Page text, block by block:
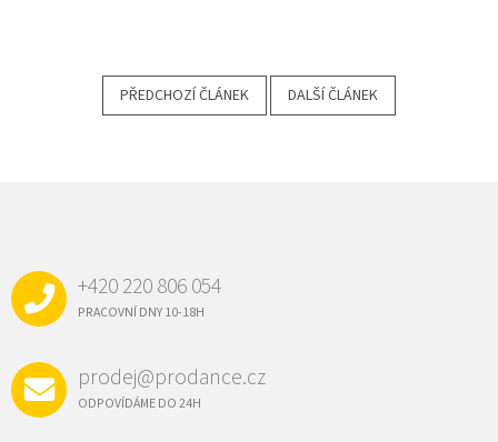
PŘEDCHOZÍ ČLÁNEK DALŠÍ ČLÁNEK
+420 220 806 054
PRACOVNÍ DNY 10-18H
prodej@prodance.cz
ODPOVÍDÁME DO 24H